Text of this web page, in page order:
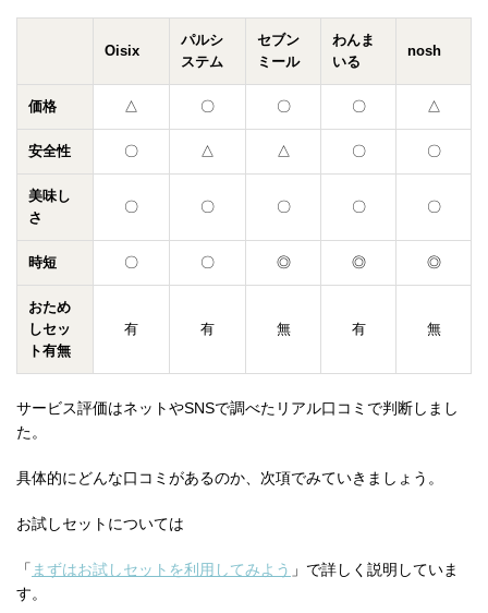
Oisix
パルシ
ステム
セブン
ミール
わんま
いる
nosh
価格 △ 〇 〇 〇 △
安全性 〇 △ △ 〇 〇
美味し
さ
〇 〇 〇 〇 〇
時短 〇 〇 ◎ ◎ ◎
おため
しセッ
ト有無
有 有 無 有 無
サービス評価はネットやSNSで調べたリアル口コミで判断しまし
た。
具体的にどんな口コミがあるのか、次項でみていきましょう。
お試しセットについては
「 まずはお試しセットを利用してみよう 」で詳しく説明していま
す。